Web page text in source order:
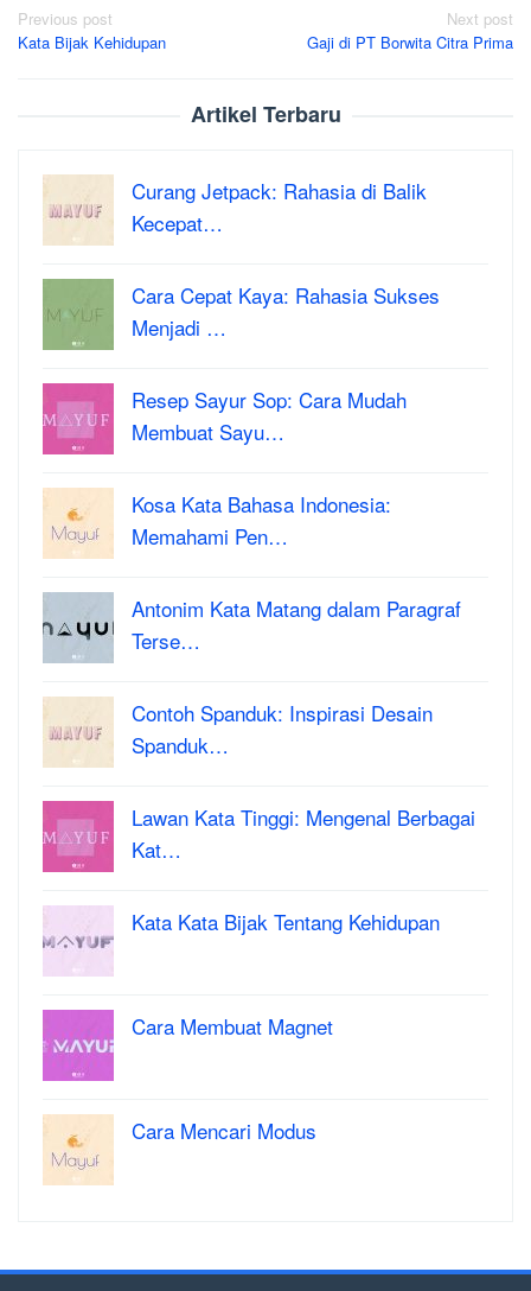
Post
navigation
Previous post
Kata Bijak Kehidupan
Next post
Gaji di PT Borwita Citra Prima
Artikel Terbaru
Curang Jetpack: Rahasia di Balik
Kecepat…
Cara Cepat Kaya: Rahasia Sukses
Menjadi …
Resep Sayur Sop: Cara Mudah
Membuat Sayu…
Kosa Kata Bahasa Indonesia:
Memahami Pen…
Antonim Kata Matang dalam Paragraf
Terse…
Contoh Spanduk: Inspirasi Desain
Spanduk…
Lawan Kata Tinggi: Mengenal Berbagai
Kat…
Kata Kata Bijak Tentang Kehidupan
Cara Membuat Magnet
Cara Mencari Modus